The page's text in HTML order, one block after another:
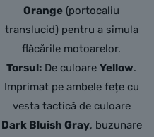
Orange (portocaliu
translucid) pentru a simula
flăcările motoarelor.
Torsul: De culoareYellow.
Imprimat pe ambele fețe cu
vesta tactică de culoare
Dark Bluish Gray, buzunare